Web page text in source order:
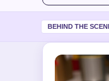
BEHIND THE